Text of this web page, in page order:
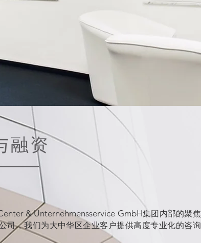
融资
& Unternehmensservice GmbH集团内部的聚
司，我们为大中华区企业客户提供高度专业化的咨